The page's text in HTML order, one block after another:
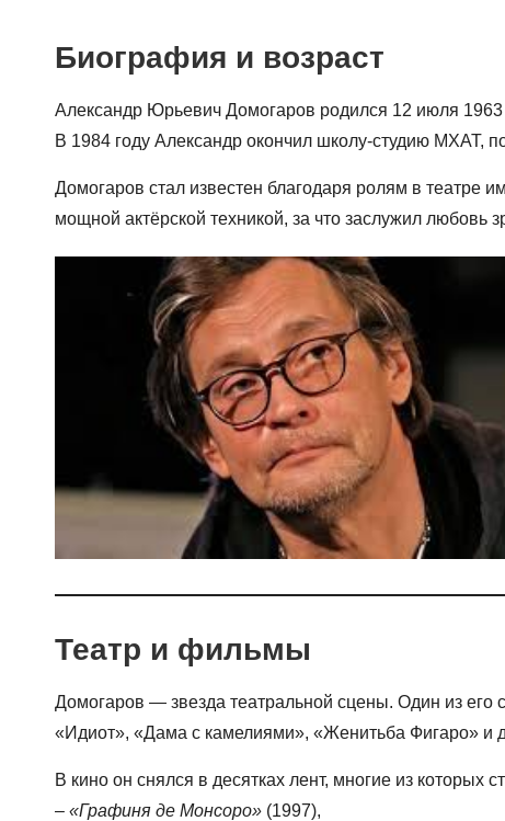
Биография и возраст
Александр Юрьевич Домогаров родился 12 июля
В 1984 году Александр окончил школу-студию МХАТ,
Домогаров стал известен благодаря ролям в театре
мощной актёрской техникой, за что заслужил любовь
Театр и фильмы
Домогаров — звезда театральной сцены. Один из его
«Идиот», «Дама с камелиями», «Женитьба Фигаро» и
В кино он снялся в десятках лент, многие из которых
– «Графиня де Монсоро» (1997),